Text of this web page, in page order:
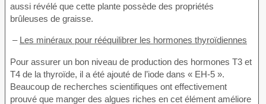
aussi révélé que cette plante possède des propriétés
brûleuses de graisse.
– Les minéraux pour rééquilibrer les hormones thyroïdiennes
Pour assurer un bon niveau de production des hormones T3 et
T4 de la thyroïde, il a été ajouté de l’iode dans « EH-5 ».
Beaucoup de recherches scientifiques ont effectivement
prouvé que manger des algues riches en cet élément améliore